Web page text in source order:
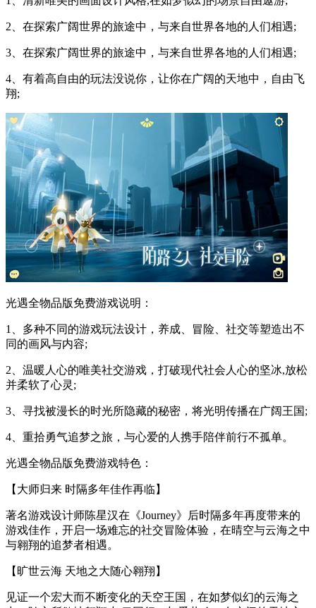
2、在探索广阔世界的旅途中，与来自世界各地的人们相遇;
3、在探索广阔世界的旅途中，与来自世界各地的人们相遇;
4、有着高自由的玩法没说你，让你在广阔的天地中，自由飞
翔;
光遇全物品版免费游戏说明：
1、多种不同的游戏玩法设计，养成、冒险、社交等塑造出不
同的画风与内容;
2、温暖人心的唯美社交游戏，打破现代社会人心的坚冰,放松
并柔软了心灵;
3、寻找被漫长的时光所隐藏的秘密，将光明传播在广阔王国;
4、重拾勇气追梦之旅，与心爱的人携手陪伴前行不孤单。
光遇全物品版免费游戏特色：
【大师归来 时隔多年佳作再临】
著名游戏设计师陈星汉在《Journey》后时隔多年再度带来的
游戏佳作，开启一场难忘的社交冒险体验，在晴空与云海之中
与翱翔的追梦者相遇。
【旷世云海 天地之大随心翱翔】
见证一个宏大而不断变化的天空王国，在如梦似幻的云海之